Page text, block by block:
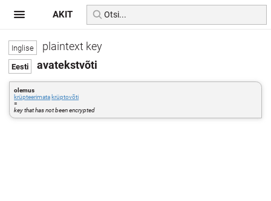
plaintext key
avatekstvõti
olemus
krüpteerimata krüptovõti
=
key that has not been encrypted
AKIT